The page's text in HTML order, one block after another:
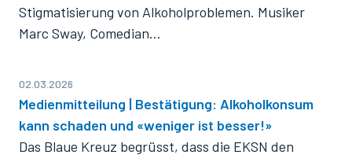
Stigmatisierung von Alkoholproblemen. Musiker
Marc Sway, Comedian…
02.03.2026
Medienmitteilung | Bestätigung: Alkoholkonsum
kann schaden und «weniger ist besser!»
Das Blaue Kreuz begrüsst, dass die EKSN den